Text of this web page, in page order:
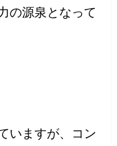
の源泉となって
いますが、コン